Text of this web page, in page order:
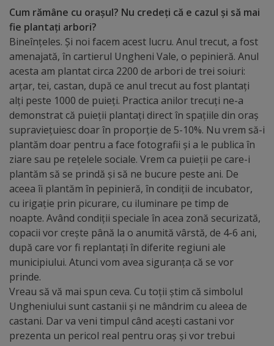
imagini
Galerie
video
Galerii
foto
Administrație
Primărie
Primar
Viceprimari
Aparatul
primăriei
Cum rămâne cu orașul? Nu credeți că e cazul și să mai
fie plantați arbori?
Bineînțeles. Și noi facem acest lucru. Anul trecut, a fost
amenajată, în cartierul Ungheni Vale, o pepinieră. Anul
acesta am plantat circa 2200 de arbori de trei soiuri:
arțar, tei, castan, după ce anul trecut au fost plantați
alți peste 1000 de puieți. Practica anilor trecuți ne-a
demonstrat că puieții plantați direct în spațiile din oraș
supraviețuiesc doar în proporție de 5-10%. Nu vrem să-i
plantăm doar pentru a face fotografii și a le publica în
ziare sau pe rețelele sociale. Vrem ca puieții pe care-i
plantăm să se prindă și să ne bucure peste ani. De
aceea îi plantăm în pepinieră, în condiții de incubator,
cu irigație prin picurare, cu iluminare pe timp de
noapte. Având condiții speciale în acea zonă securizată,
copacii vor crește până la o anumită vârstă, de 4-6 ani,
după care vor fi replantați în diferite regiuni ale
municipiului. Atunci vom avea siguranța că se vor
prinde.
Vreau să vă mai spun ceva. Cu toții știm că simbolul
Ungheniului sunt castanii și ne mândrim cu aleea de
castani. Dar va veni timpul când acești castani vor
prezenta un pericol real pentru oraș și vor trebui